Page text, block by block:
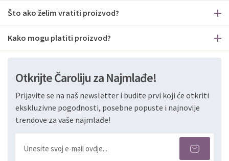
Što ako želim vratiti proizvod?
Kako mogu platiti proizvod?
Otkrijte Čaroliju za Najmlađe!
Prijavite se na naš newsletter i budite prvi koji će otkriti
ekskluzivne pogodnosti, posebne popuste i najnovije
trendove za vaše najmlađe!